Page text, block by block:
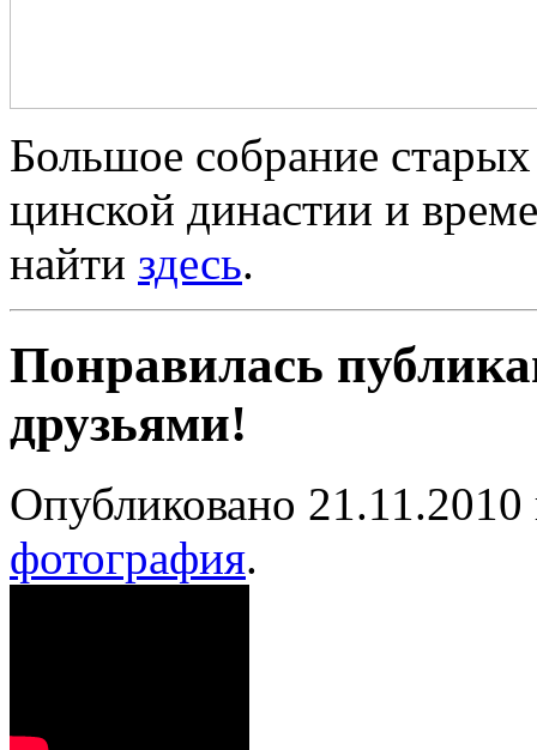
Большое собрание
цинской династии и
найти здесь.
Понравилась
друзьями!
Опубликовано
фотография.